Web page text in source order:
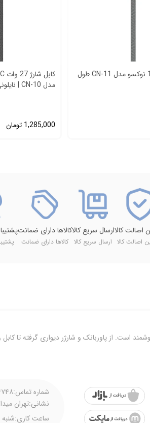
کابل شارژ چندکاره 4 در 1 نوکسو مدل CN-11 طول
مدل CN-10 | نایلونی طول 1.2 متر
1,285,000 تومان
اصالت کالا
اصالت کالا
ارسال سریع کالا
ارسال سریع کالا
کالاها دارای ضمانت
کالاها دارای ضمانت
پشتیبانی
پشتیبانی
است. از پاوربانک و شارژر دیواری گرفته تا
شماره تماس:
نشانی:تهران
ساعت کاری:شنبه تا